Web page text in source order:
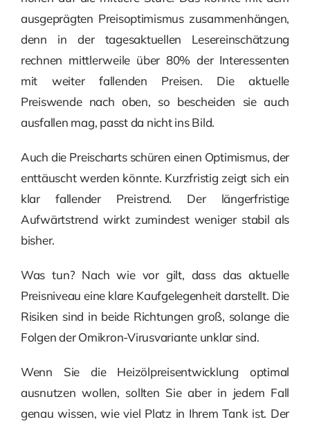
ausgeprägten Preisoptimismus zusammenhängen,
denn in der tagesaktuellen Lesereinschätzung
rechnen mittlerweile über 80% der Interessenten
mit weiter fallenden Preisen. Die aktuelle
Preiswende nach oben, so bescheiden sie auch
ausfallen mag, passt da nicht ins Bild.
Auch die Preischarts schüren einen Optimismus, der
enttäuscht werden könnte. Kurzfristig zeigt sich ein
klar fallender Preistrend. Der längerfristige
Aufwärtstrend wirkt zumindest weniger stabil als
bisher.
Was tun? Nach wie vor gilt, dass das aktuelle
Preisniveau eine klare Kaufgelegenheit darstellt. Die
Risiken sind in beide Richtungen groß, solange die
Folgen der Omikron-Virusvariante unklar sind.
Wenn Sie die Heizölpreisentwicklung optimal
ausnutzen wollen, sollten Sie aber in jedem Fall
genau wissen, wie viel Platz in Ihrem Tank ist. Der